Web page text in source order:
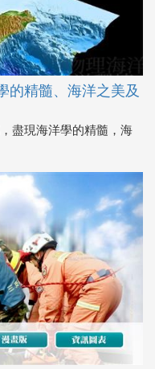
的精髓、海洋之美及
盡現海洋學的精髓，海